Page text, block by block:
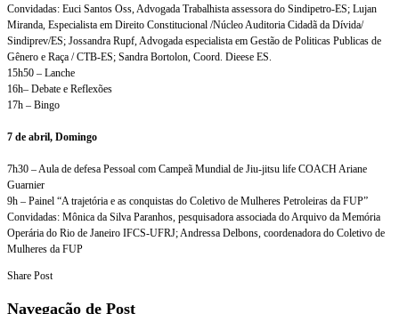
Convidadas: Euci Santos Oss, Advogada Trabalhista assessora do Sindipetro-ES; Lujan
Miranda, Especialista em Direito Constitucional /Núcleo Auditoria Cidadã da Dívida/
Sindiprev/ES; Jossandra Rupf, Advogada especialista em Gestão de Politicas Publicas de
Gênero e Raça / CTB-ES; Sandra Bortolon, Coord. Dieese ES.
15h50 – Lanche
16h– Debate e Reflexões
17h – Bingo
7 de abril, Domingo
7h30 – Aula de defesa Pessoal com Campeã Mundial de Jiu-jitsu life COACH Ariane
Guarnier
9h – Painel “A trajetória e as conquistas do Coletivo de Mulheres Petroleiras da FUP”
Convidadas: Mônica da Silva Paranhos, pesquisadora associada do Arquivo da Memória
Operária do Rio de Janeiro IFCS-UFRJ; Andressa Delbons, coordenadora do Coletivo de
Mulheres da FUP
Share Post
Navegação de Post